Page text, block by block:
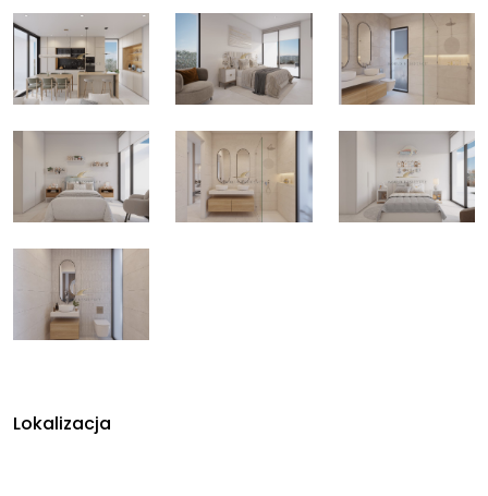
Lokalizacja